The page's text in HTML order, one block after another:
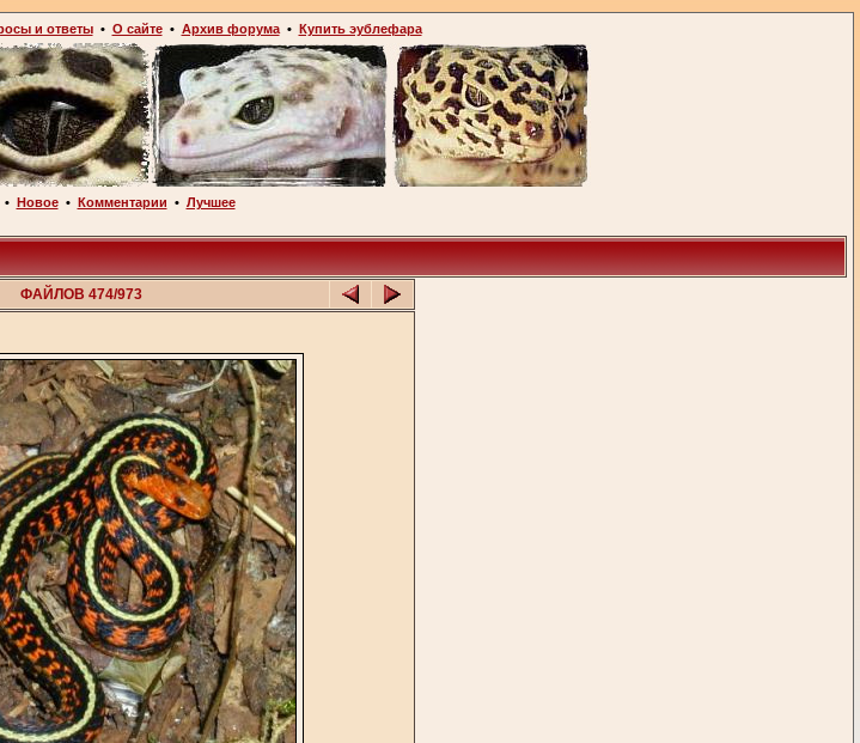
и ответы• О сайте• Архив форума• Купить эублефара
Новое• Комментарии • Лучшее
ФАЙЛОВ 474/973